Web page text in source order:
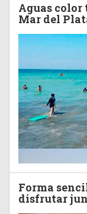
Aguas color
Mar del
Forma
disfrutar